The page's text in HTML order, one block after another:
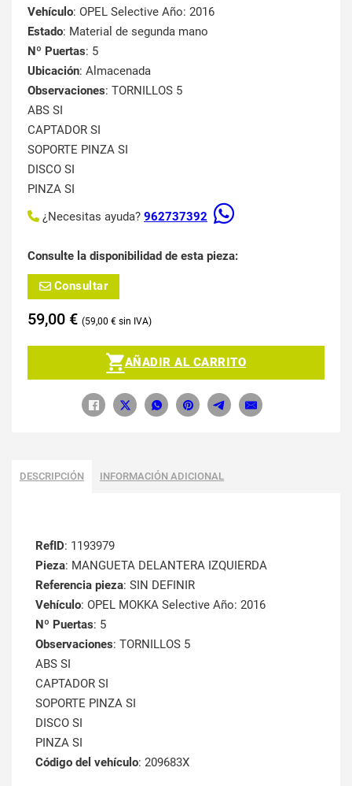
Vehículo: OPEL Selective Año: 2016
Estado: Material de segunda mano
Nº Puertas: 5
Ubicación: Almacenada
Observaciones: TORNILLOS 5
ABS SI
CAPTADOR SI
SOPORTE PINZA SI
DISCO SI
PINZA SI
¿Necesitas ayuda? 962737392
Consulte la disponibilidad de esta pieza:
Consultar
59,00 € 59,00 €
AÑADIR AL CARRITO
DESCRIPCIÓN INFORMACIÓN ADICIONAL
RefID: 1193979
Pieza: MANGUETA DELANTERA IZQUIERDA
Referencia pieza: SIN DEFINIR
Vehículo: OPEL MOKKA Selective Año: 2016
Nº Puertas: 5
Observaciones: TORNILLOS 5
ABS SI
CAPTADOR SI
SOPORTE PINZA SI
DISCO SI
PINZA SI
Código del vehículo: 209683X